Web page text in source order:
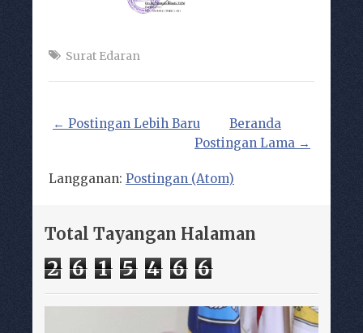
Surat Edaran
← Postingan Lebih Baru
Postingan Lama →
Beranda
Langganan: Postingan (Atom)
Total Tayangan Halaman
2 6 1 5 4 6 6